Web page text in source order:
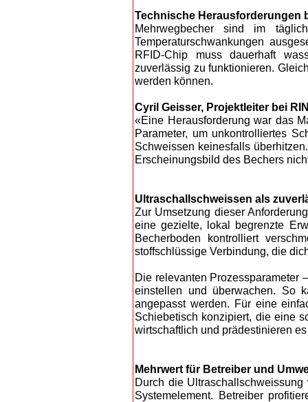
Technische Herausforderungen
Mehrwegbecher sind im
Temperaturschwankungen
RFID-Chip muss dauerhaft
zuverlässig zu funktionieren.
werden können.
Cyril Geisser, Projektleiter bei
«Eine Herausforderung war das
Parameter, um unkontrolliertes
Schweissen keinesfalls
Erscheinungsbild des Bechers
Ultraschallschweissen als
Zur Umsetzung dieser
eine gezielte, lokal begrenzte
Becherboden kontrolliert
stoffschlüssige Verbindung, die
Die relevanten Prozessparameter
einstellen und überwachen. So
angepasst werden. Für eine
Schiebetisch konzipiert, die eine
wirtschaftlich und prädestinieren
Mehrwert für Betreiber und
Durch die
Systemelement. Betreiber